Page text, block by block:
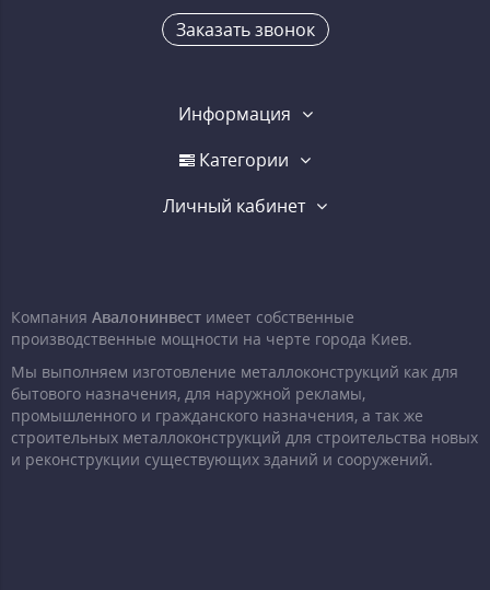
Заказать звонок
Информация
Категории
Личный кабинет
Компания Авалонинвест имеет собственные
производственные мощности на черте города Киев.
Мы выполняем изготовление металлоконструкций как для
бытового назначения, для наружной рекламы,
промышленного и гражданского назначения, а так же
строительных металлоконструкций для строительства новых
и реконструкции существующих зданий и сооружений.